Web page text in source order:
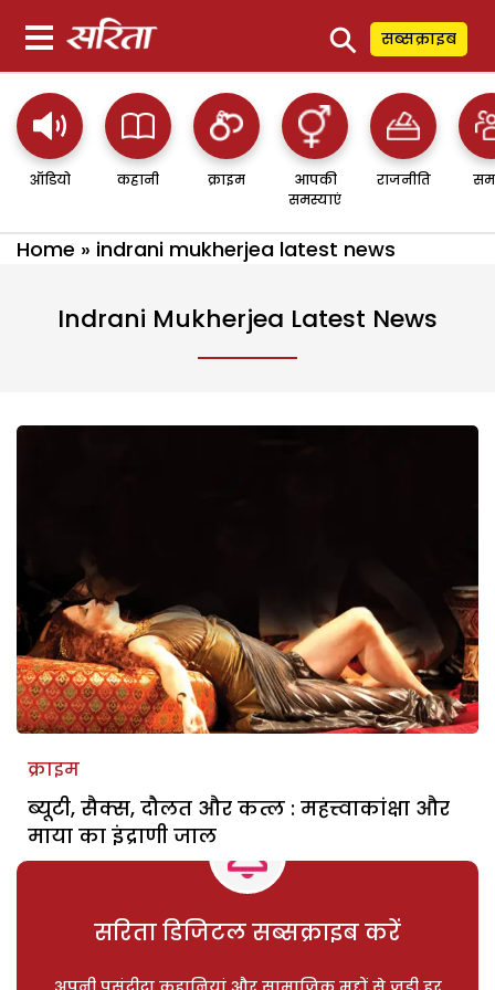
⚲ सब्सक्राइब
ऑडियो कहानी क्राइम
आपकी
समस्याएं
राजनीति
Home » indrani mukherjea latest news
Indrani Mukherjea Latest News
क्राइम
ब्यूटी, सैक्स, दौलत और कत्ल : महत्त्वाकांक्षा और
माया का इंद्राणी जाल
सरिता डिजिटल सब्सक्राइब करें